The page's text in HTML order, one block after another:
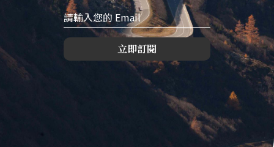
立即訂閱